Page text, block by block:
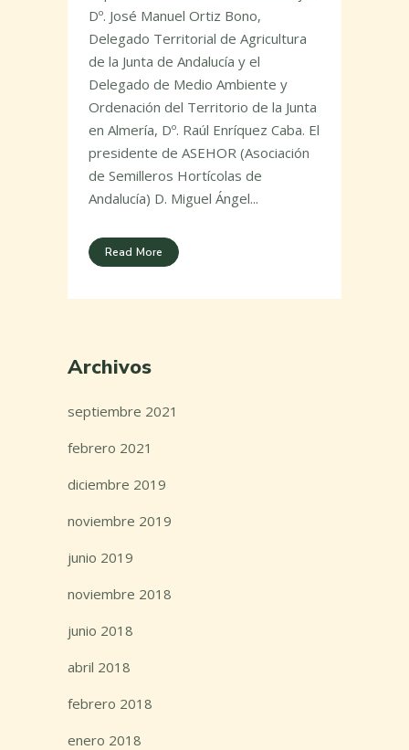
Dº. José Manuel Ortiz Bono,
Delegado Territorial de Agricultura
de la Junta de Andalucía y el
Delegado de Medio Ambiente y
Ordenación del Territorio de la Junta
en Almería, Dº. Raúl Enríquez Caba. El
presidente de ASEHOR (Asociación
de Semilleros Hortícolas de
Andalucía) D. Miguel Ángel...
Read More
Archivos
septiembre 2021
febrero 2021
diciembre 2019
noviembre 2019
junio 2019
noviembre 2018
junio 2018
abril 2018
febrero 2018
enero 2018